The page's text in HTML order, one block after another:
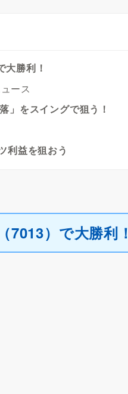
勝利！
ース
」をスイングで狙う！
利益を狙おう
7013）で大勝利！